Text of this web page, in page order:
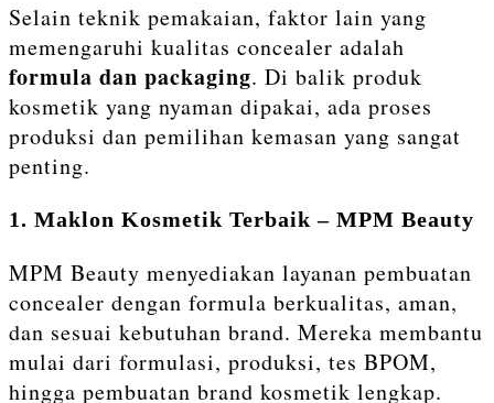
Selain teknik pemakaian, faktor lain yang
memengaruhi kualitas concealer adalah
formula dan packaging. Di balik produk
kosmetik yang nyaman dipakai, ada proses
produksi dan pemilihan kemasan yang sangat
penting.
1. Maklon Kosmetik Terbaik – MPM Beauty
MPM Beauty menyediakan layanan pembuatan
concealer dengan formula berkualitas, aman,
dan sesuai kebutuhan brand. Mereka membantu
mulai dari formulasi, produksi, tes BPOM,
hingga pembuatan brand kosmetik lengkap.